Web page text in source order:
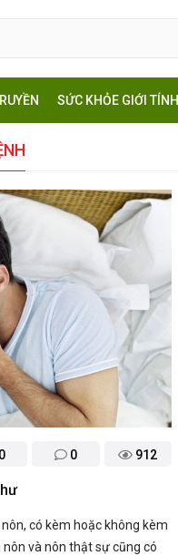
SỨC KHỎE GIỚI TÍNH
0 0 912
có kèm hoặc không kèm
và nôn thật sự cũng có